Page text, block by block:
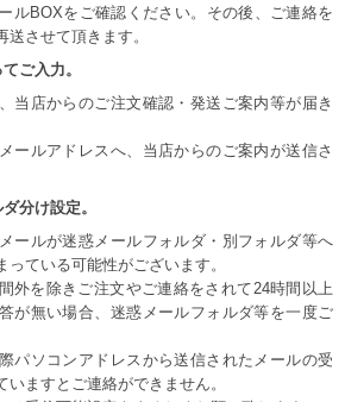
ルBOXをご確認ください。その後、ご連絡を
させて頂きます。
ご入力。
当店からのご注文確認・発送ご案内等が届き
ールアドレスへ、当店からのご案内が送信さ
分け設定。
ールが迷惑メールフォルダ・別フォルダ等へ
ている可能性がございます。
外を除きご注文やご連絡をされて24時間以上
が無い場合、迷惑メールフォルダ等を一度ご
パソコンアドレスから送信されたメールの受
ますとご連絡ができません。